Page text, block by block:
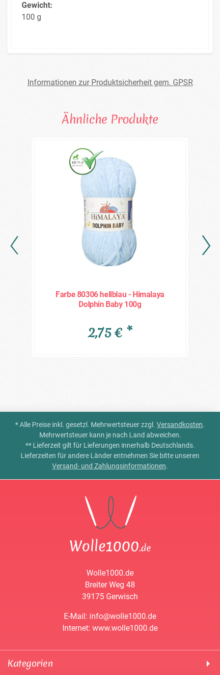
Gewicht:
100 g
Informationen zur Produktsicherheit gem. GPSR
Ähnliche Produkte
Farbe 80306 hellblau - Himalaya
Dolphin Baby 100g
2,75 € *
* Alle Preise inkl. gesetzl. Mehrwertsteuer zzgl. Versandkosten.
Mehrwertsteuer kann je nach Land abweichen.
** Lieferzeit gilt für Lieferungen innerhalb Deutschlands.
Lieferzeiten für andere Länder entnehmen Sie bitte unseren
Versand- und Zahlungsinformationen.
Wolle1000.de
Breiter Weg 48
39175 Gerwisch
E-Mail: info@wolle1000.de
Internet: www.wolle1000.de
Kategorien